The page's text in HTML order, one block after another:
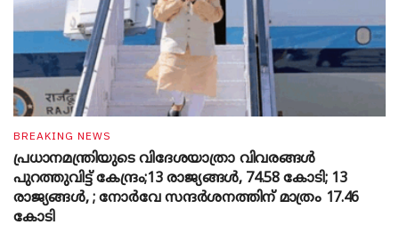
BREAKING NEWS
പ്രധാനമന്ത്രിയുടെ വിദേശയാത്രാ വിവരങ്ങൾ
പുറത്തുവിട്ട് കേന്ദ്രം;13 രാജ്യങ്ങൾ, 74.58 കോടി; 13
രാജ്യങ്ങൾ, ; നോർവേ സന്ദർശനത്തിന് മാത്രം 17.46
കോടി